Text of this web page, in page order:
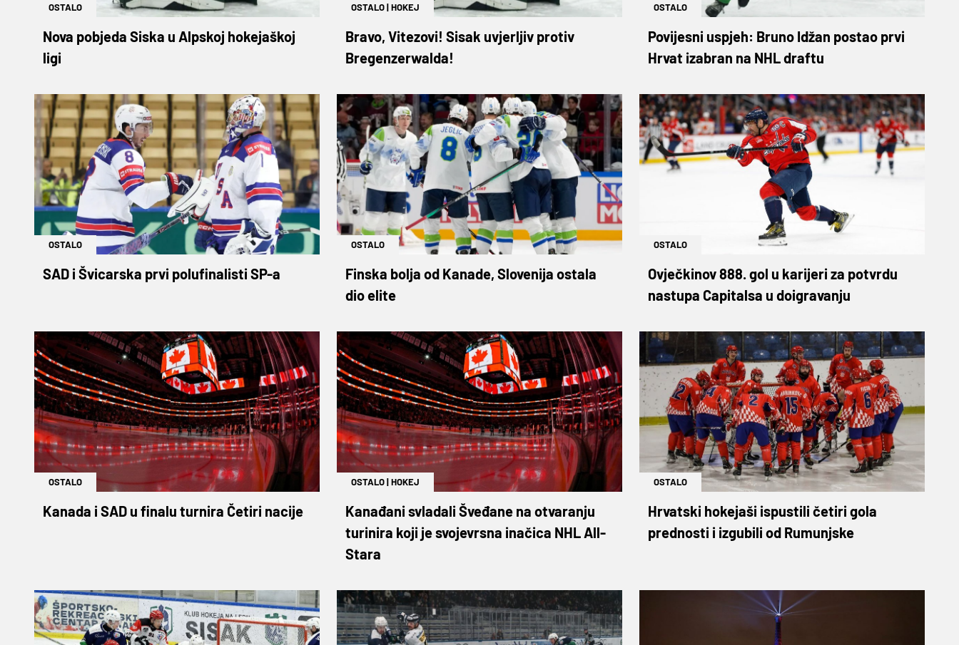
OSTALO
Nova pobjeda Siska u Alpskoj hokejaškoj
ligi
OSTALO|HOKEJ
Bravo, Vitezovi! Sisak uvjerljiv protiv
Bregenzerwalda!
OSTALO
Povijesni uspjeh: Bruno Idžan postao prvi
Hrvat izabran na NHL draftu
OSTALO
SAD i Švicarska prvi polufinalisti SP-a
OSTALO
Finska bolja od Kanade, Slovenija ostala
dio elite
OSTALO
Ovječkinov 888. gol u karijeri za potvrdu
nastupa Capitalsa u doigravanju
OSTALO
Kanada i SAD u finalu turnira Četiri nacije
OSTALO|HOKEJ
Kanađani svladali Šveđane na otvaranju
turinira koji je svojevrsna inačica NHL All-
Stara
OSTALO
Hrvatski hokejaši ispustili četiri gola
prednosti i izgubili od Rumunjske